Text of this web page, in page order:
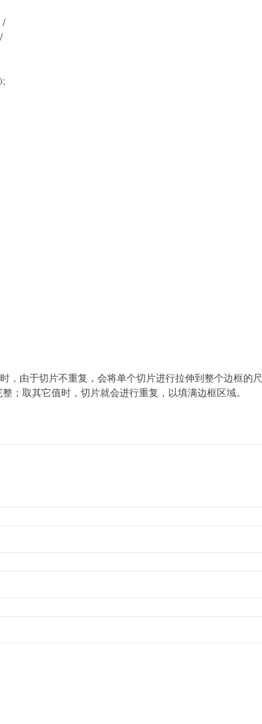
/
/
时，由于切片不重复，会将单个切片进行拉伸到整个边框的尺
；取其它值时，切片就会进行重复，以填满边框区域。